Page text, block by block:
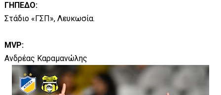
ΓΗΠΕΔΟ:
Στάδιο «ΓΣΠ», Λευκωσία.
MVP:
Ανδρέας Καραμανώλης